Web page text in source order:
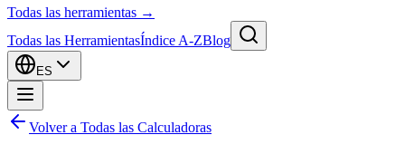
Todas las herramientas →
Todas las HerramientasÍndice A-ZBlog
ES
Volver a Todas las Calculadoras